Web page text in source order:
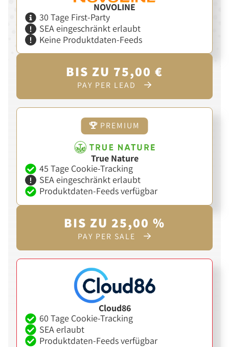
NOVOLINE
30 Tage First-Party
SEA eingeschränkt erlaubt
Keine Produktdaten-Feeds
BIS ZU 75,00 €
PAY PER LEAD
PREMIUM
True Nature
45 Tage Cookie-Tracking
SEA eingeschränkt erlaubt
Produktdaten-Feeds verfügbar
BIS ZU 25,00 %
PAY PER SALE
Cloud86
60 Tage Cookie-Tracking
SEA erlaubt
Produktdaten-Feeds verfügbar